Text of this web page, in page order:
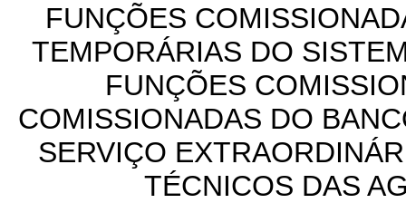
FUNÇÕES
TEMPORÁRIAS DO
FUNÇÕES
COMISSIONADAS DO
SERVIÇO
TÉCNICOS DAS